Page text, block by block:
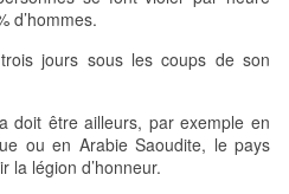
d’hommes.
jours sous les coups de son
doit être ailleurs, par exemple en
ou en Arabie Saoudite, le pays
la légion d’honneur.